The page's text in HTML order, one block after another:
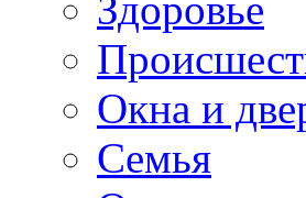
Окна и
Семья